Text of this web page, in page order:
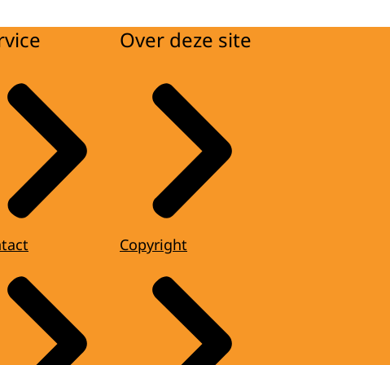
Over deze site
Copyright